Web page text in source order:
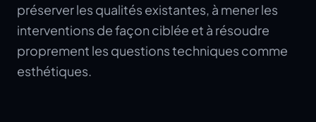
préserver les qualités existantes, à mener les
interventions de façon ciblée et à résoudre
proprement les questions techniques comme
esthétiques.